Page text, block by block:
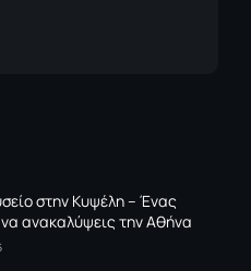
στην Κυψέλη – Ένας
ανακαλύψεις την Αθήνα